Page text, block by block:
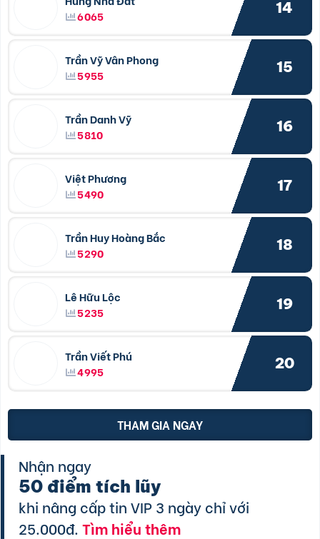
6065
14
Trần Vỹ Vân Phong
5955
15
Trần Danh Vỹ
5810
16
Việt Phương
5490
17
Trần Huy Hoàng Bắc
5290
18
Lê Hữu Lộc
5235
19
Trần Viết Phú
4995
20
THAM GIA NGAY
Nhận ngay
50 điểm tích lũy
khi nâng cấp tin VIP 3 ngày chỉ với
25.000đ.Tìm hiểu thêm